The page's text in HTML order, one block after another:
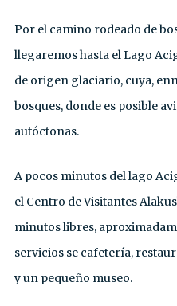
Por el camino rodeado de
llegaremos hasta el Lago
de origen glaciario, cuya,
bosques, donde es posible
autóctonas.
A pocos minutos del lago
el Centro de Visitantes
minutos libres,
servicios se cafetería,
y un pequeño museo.